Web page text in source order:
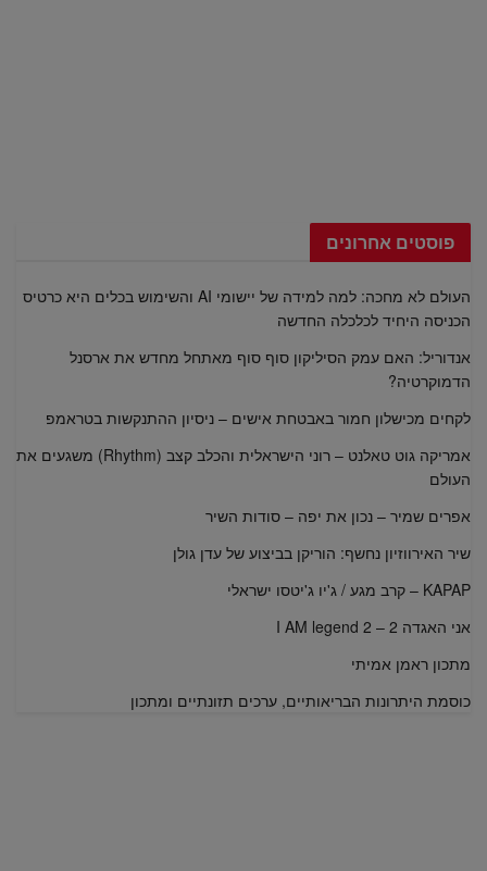
פוסטים אחרונים
העולם לא מחכה: למה למידה של יישומי AI והשימוש בכלים היא כרטיס
הכניסה היחיד לכלכלה החדשה
אנדוריל: האם עמק הסיליקון סוף סוף מאתחל מחדש את ארסנל
הדמוקרטיה?
לקחים מכישלון חמור באבטחת אישים – ניסיון ההתנקשות בטראמפ
אמריקה גוט טאלנט – רוני הישראלית והכלב קצב (Rhythm) משגעים את
העולם
אפרים שמיר – נכון את יפה – סודות השיר
שיר האירווזיון נחשף: הוריקן בביצוע של עדן גולן
KAPAP – קרב מגע / ג'יו ג'יטסו ישראלי
אני האגדה 2 – I AM legend 2
מתכון ראמן אמיתי
כוסמת היתרונות הבריאותיים, ערכים תזונתיים ומתכון